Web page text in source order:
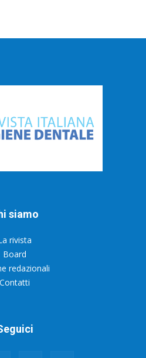
siamo
rivista
Board
redazionali
Contatti